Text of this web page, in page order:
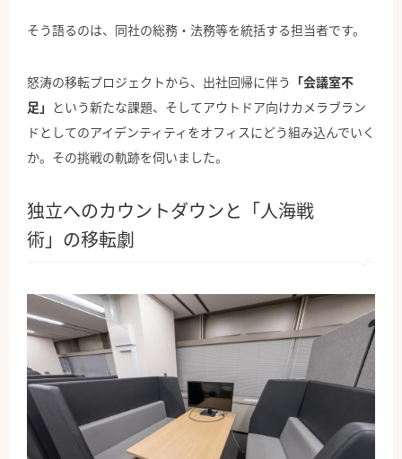
そう語るのは、同社の総務・法務等を統括する担当者です。
怒涛の移転プロジェクトから、出社回帰に伴う 「会議室不
足」 という新たな課題、そしてアウトドア向けカメラブラン
ドとしてのアイデンティティをオフィスにどう組み込んでいく
か。その挑戦の軌跡を伺いました。
独立へのカウントダウンと「人海戦
術」の移転劇